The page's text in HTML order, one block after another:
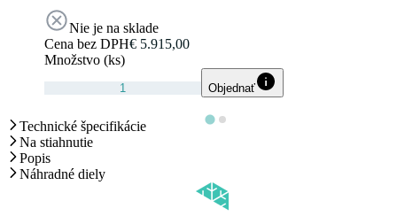
Nie je na sklade
Cena bez DPH€ 5.915,00
Množstvo (ks)
Objednať
Technické špecifikácie
Na stiahnutie
Popis
Náhradné diely